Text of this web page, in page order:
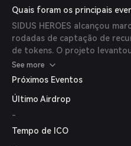
Quais foram os principais
SIDUS HEROES alcançou
rodadas de captação de
de tokens. O projeto
rodada seed em fevereiro de
IDOs em dezembro de 2021,
See more
Próximos Eventos
Último Airdrop
-
Tempo de ICO